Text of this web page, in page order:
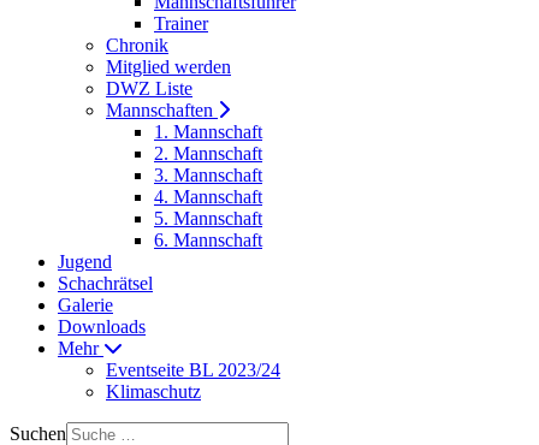
Trainer
Chronik
Mitglied werden
DWZ Liste
Mannschaften
1. Mannschaft
2. Mannschaft
3. Mannschaft
4. Mannschaft
5. Mannschaft
6. Mannschaft
Jugend
Schachrätsel
Galerie
Downloads
Mehr
Eventseite BL 2023/24
Klimaschutz
Suchen